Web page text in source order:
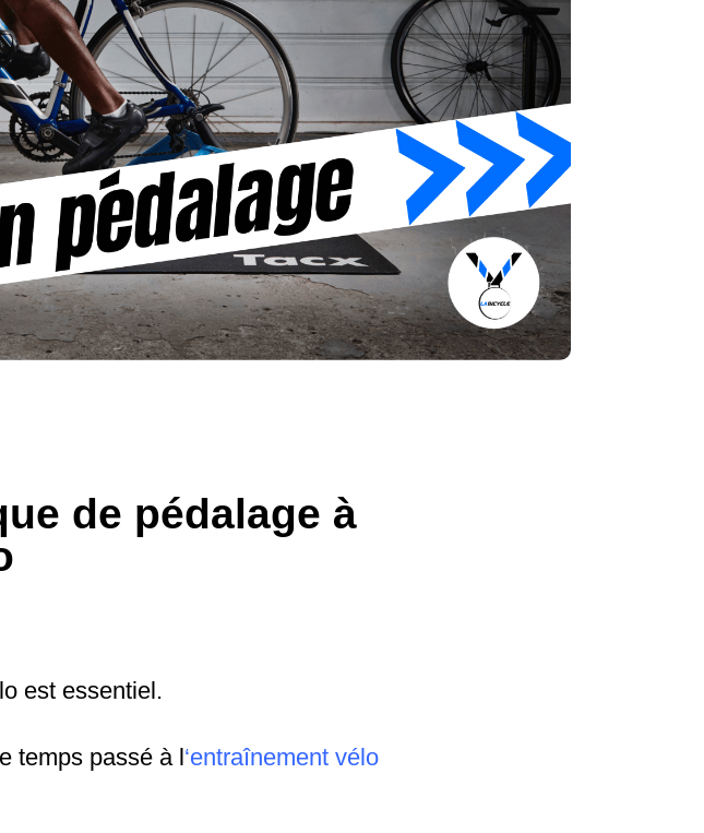
de pédalage à
est essentiel.
temps passé à l‘entraînement vélo